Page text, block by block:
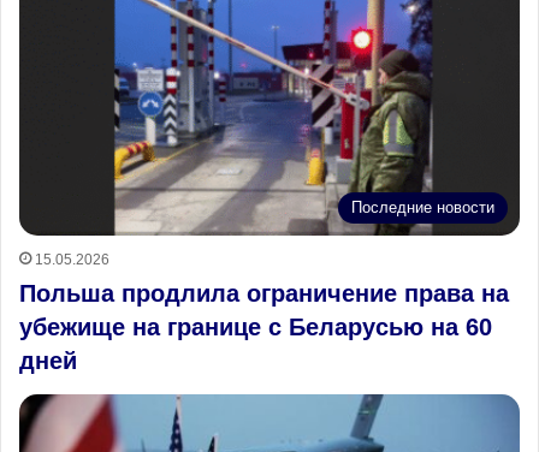
Последние новости
15.05.2026
Польша продлила ограничение права на
убежище на границе с Беларусью на 60
дней